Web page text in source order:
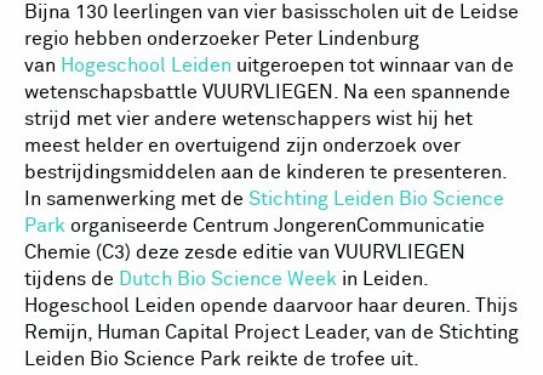
Bijna 130 leerlingen van vier basisscholen uit de Leidse
regio hebben onderzoeker Peter Lindenburg
van Hogeschool Leiden uitgeroepen tot winnaar van de
wetenschapsbattle VUURVLIEGEN. Na een spannende
strijd met vier andere wetenschappers wist hij het
meest helder en overtuigend zijn onderzoek over
bestrijdingsmiddelen aan de kinderen te presenteren.
In samenwerking met de Stichting Leiden Bio Science
Park organiseerde Centrum JongerenCommunicatie
Chemie (C3) deze zesde editie van VUURVLIEGEN
tijdens de Dutch Bio Science Week in Leiden.
Hogeschool Leiden opende daarvoor haar deuren. Thijs
Remijn, Human Capital Project Leader, van de Stichting
Leiden Bio Science Park reikte de trofee uit.